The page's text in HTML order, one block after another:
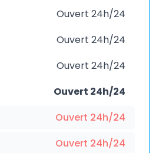
Ouvert 24h/24
Ouvert 24h/24
Ouvert 24h/24
Ouvert 24h/24
Ouvert 24h/24
Ouvert 24h/24